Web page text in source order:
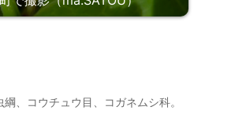
、コウチュウ目、コガネムシ科。